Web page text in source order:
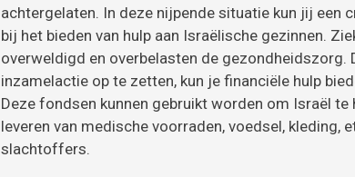
achtergelaten. In deze nijpende situatie kun jij een
bij het bieden van hulp aan Israëlische gezinnen.
overweldigd en overbelasten de gezondheidszorg.
inzamelactie op te zetten, kun je financiële hulp
Deze fondsen kunnen gebruikt worden om Israël te
leveren van medische voorraden, voedsel, kleding,
slachtoffers.